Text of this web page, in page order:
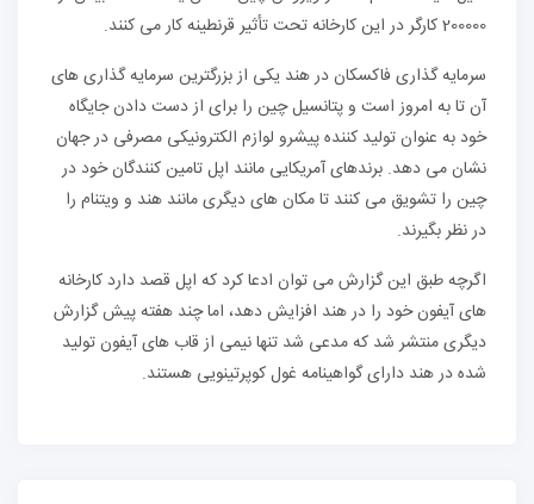
200000 کارگر در این کارخانه تحت تأثیر قرنطینه کار می کنند.
سرمایه گذاری فاکسکان در هند یکی از بزرگترین سرمایه گذاری های
آن تا به امروز است و پتانسیل چین را برای از دست دادن جایگاه
خود به عنوان تولید کننده پیشرو لوازم الکترونیکی مصرفی در جهان
نشان می دهد. برندهای آمریکایی مانند اپل تامین کنندگان خود در
چین را تشویق می کنند تا مکان های دیگری مانند هند و ویتنام را
در نظر بگیرند.
اگرچه طبق این گزارش می توان ادعا کرد که اپل قصد دارد کارخانه
های آیفون خود را در هند افزایش دهد، اما چند هفته پیش گزارش
دیگری منتشر شد که مدعی شد تنها نیمی از قاب های آیفون تولید
شده در هند دارای گواهینامه غول کوپرتینویی هستند.